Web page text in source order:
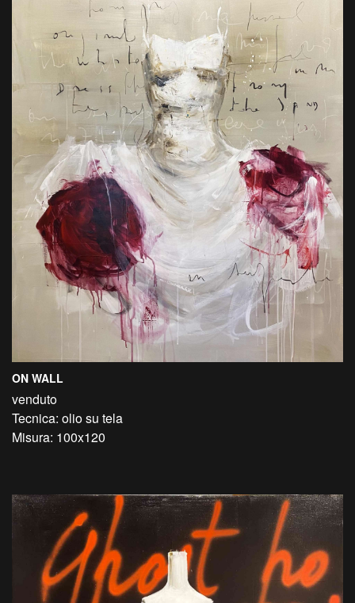
ON WALL
venduto
Tecnica: olio su tela
Misura: 100x120